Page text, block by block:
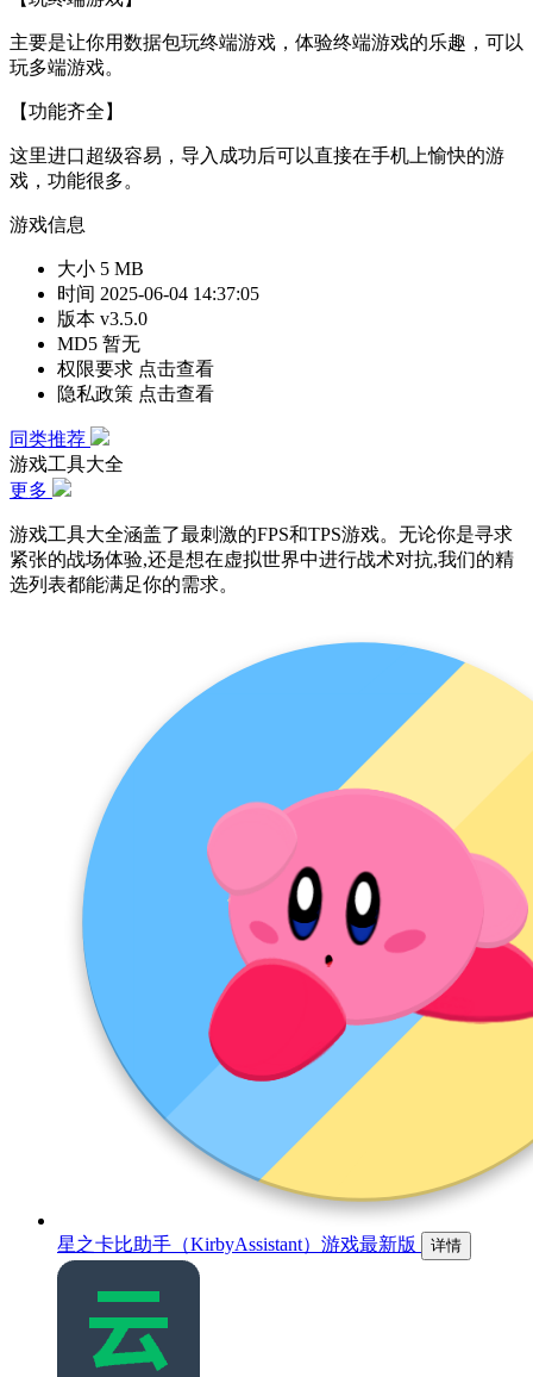
主要是让你用数据包玩终端游戏，体验终端游戏的乐趣，可以
玩多端游戏。
【功能齐全】
这里进口超级容易，导入成功后可以直接在手机上愉快的游
戏，功能很多。
游戏信息
大小 5 MB
时间 2025-06-04 14:37:05
版本 v3.5.0
MD5 暂无
权限要求 点击查看
隐私政策 点击查看
同类推荐
游戏工具大全
更多
游戏工具大全涵盖了最刺激的FPS和TPS游戏。无论你是寻求
紧张的战场体验,还是想在虚拟世界中进行战术对抗,我们的精
选列表都能满足你的需求。
星之卡比助手（KirbyAssistant）游戏最新版 详情